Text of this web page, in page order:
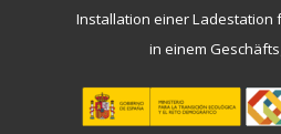
Installation einer Ladestation
in einem